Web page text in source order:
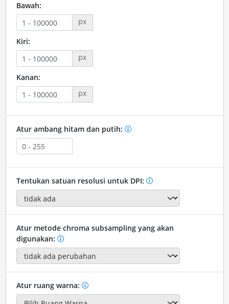
Bawah:
px
Kiri:
px
Kanan:
px
Atur ambang hitam dan putih:
Tentukan satuan resolusi untuk DPI:
Atur metode chroma subsampling yang akan
digunakan:
Atur ruang warna: